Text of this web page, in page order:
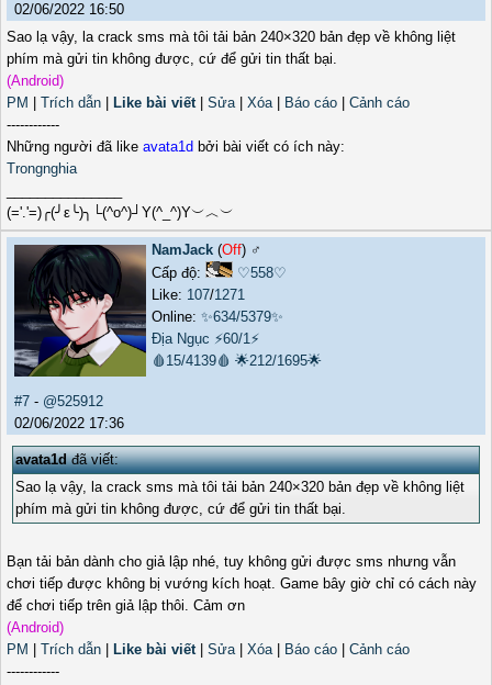
02/06/2022 16:50
Sao lạ vậy, la crack sms mà tôi tải bản 240×320 bản đẹp về không liệt
phím mà gửi tin không được, cứ để gửi tin thất bại.
(Android)
PM
Trích dẫn Like bài viết| Sửa| Xóa| Báo cáo
Cảnh cáo
------------
Những người đã like avata1d bởi bài viết có ích này:
Trongnghia
(='.'=)╭(╯ε╰)╮└(^o^)┘Y(^_^)Y︶︿︶
NamJack (Off) ♂️
Cấp độ:
♡558♡
Like: 107/1271
Online: ✨634/5379✨
Địa Ngục ⚡60/1⚡
🩸15/4139🩸 🌟212/1695🌟
#7 - @525912
02/06/2022 17:36
avata1dđã viết:
Sao lạ vậy, la crack sms mà tôi tải bản 240×320 bản đẹp về không liệt
phím mà gửi tin không được, cứ để gửi tin thất bại.
Bạn tải bản dành cho giả lập nhé, tuy không gửi được sms nhưng vẫn
chơi tiếp được không bị vướng kích hoạt. Game bây giờ chỉ có cách này
để chơi tiếp trên giả lập thôi. Cảm ơn
(Android)
PM
Trích dẫn Like bài viết| Sửa| Xóa| Báo cáo
Cảnh cáo
------------